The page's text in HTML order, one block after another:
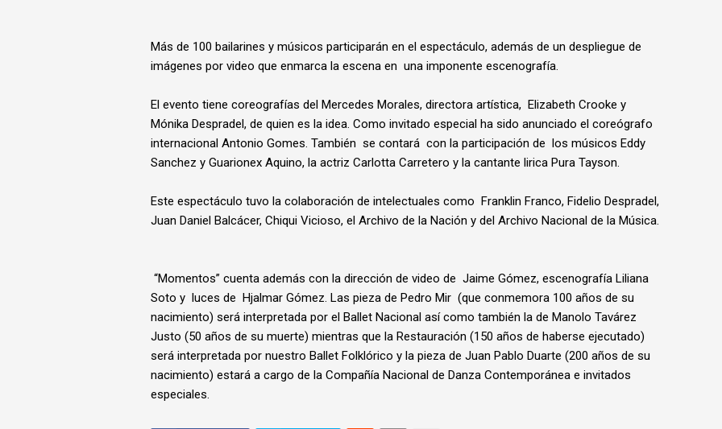
Más de 100 bailarines y músicos participarán en el espectáculo, además de un despliegue de
imágenes por video que enmarca la escena en una imponente escenografía.
El evento tiene coreografías del Mercedes Morales, directora artística, Elizabeth Crooke y
Mónika Despradel, de quien es la idea. Como invitado especial ha sido anunciado el coreógrafo
internacional Antonio Gomes. También se contará con la participación de los músicos Eddy
Sanchez y Guarionex Aquino, la actriz Carlotta Carretero y la cantante lirica Pura Tayson.
Este espectáculo tuvo la colaboración de intelectuales como Franklin Franco, Fidelio Despradel,
Juan Daniel Balcácer, Chiqui Vicioso, el Archivo de la Nación y del Archivo Nacional de la Música.
“Momentos” cuenta además con la dirección de video de Jaime Gómez, escenografía Liliana
Soto y luces de Hjalmar Gómez. Las pieza de Pedro Mir (que conmemora 100 años de su
nacimiento) será interpretada por el Ballet Nacional así como también la de Manolo Tavárez
Justo (50 años de su muerte) mientras que la Restauración (150 años de haberse ejecutado)
será interpretada por nuestro Ballet Folklórico y la pieza de Juan Pablo Duarte (200 años de su
nacimiento) estará a cargo de la Compañía Nacional de Danza Contemporánea e invitados
especiales.